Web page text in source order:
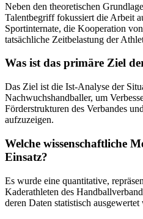
Neben den theoretischen
Talentbegriff fokussiert die Arbeit
Sportinternate, die Kooperation
tatsächliche Zeitbelastung der
Was ist das primäre Ziel
Das Ziel ist die Ist-Analyse der
Nachwuchshandballer, um
Förderstrukturen des Verbandes
aufzuzeigen.
Welche wissenschaftliche
Einsatz?
Es wurde eine quantitative,
Kaderathleten des
deren Daten statistisch ausgewertet